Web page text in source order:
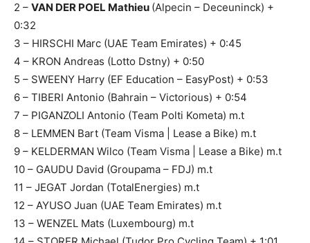
2 – VAN DER POEL Mathieu (Alpecin – Deceuninck) +
0:32
3 – HIRSCHI Marc (UAE Team Emirates) + 0:45
4 – KRON Andreas (Lotto Dstny) + 0:50
5 – SWEENY Harry (EF Education – EasyPost) + 0:53
6 – TIBERI Antonio (Bahrain – Victorious) + 0:54
7 – PIGANZOLI Antonio (Team Polti Kometa) m.t
8 – LEMMEN Bart (Team Visma | Lease a Bike) m.t
9 – KELDERMAN Wilco (Team Visma | Lease a Bike) m.t
10 – GAUDU David (Groupama – FDJ) m.t
11 – JEGAT Jordan (TotalEnergies) m.t
12 – AYUSO Juan (UAE Team Emirates) m.t
13 – WENZEL Mats (Luxembourg) m.t